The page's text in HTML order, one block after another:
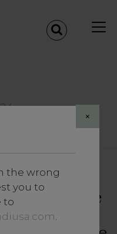
×
the wrong
you to
to
.
voor de
tuin om te